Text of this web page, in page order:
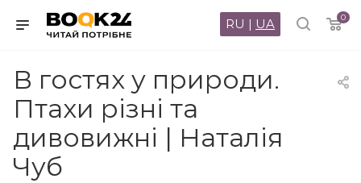
0
RU | UA
В гостях у природи.
Птахи різні та
дивовижні | Наталія
Чуб